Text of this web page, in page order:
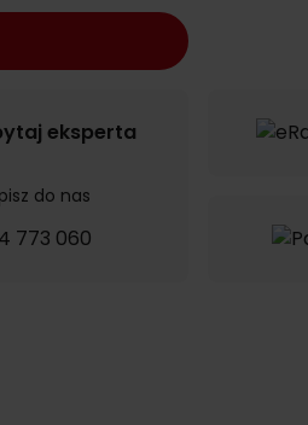
eksperta
do nas
773 060